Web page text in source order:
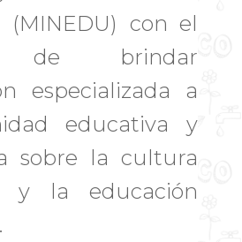
(MINEDU) con el
de brindar
especializada a
educativa y
sobre la cultura
y la educación